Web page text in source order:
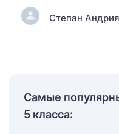
Степан
Самые
5 класса: